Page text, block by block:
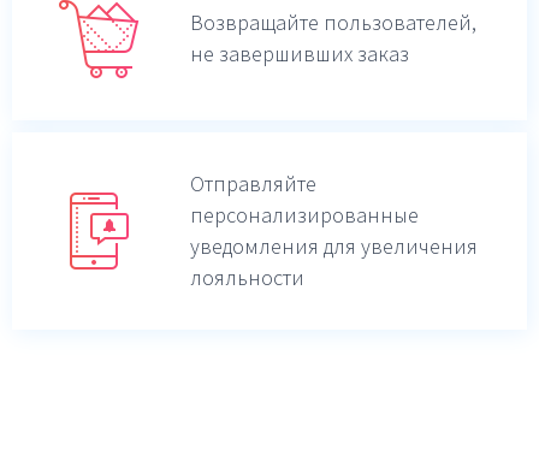
Возвращайте пользователей,
не завершивших заказ
Отправляйте
персонализированные
уведомления для увеличения
лояльности